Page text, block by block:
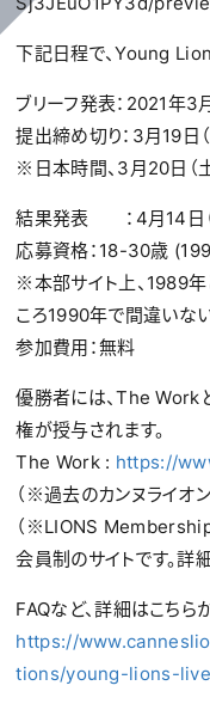
下記日程で、Young
ブリーフ発表：2021年3
提出締め切り：3月19日
※日本時間、3月20日（
結果発表 ：4月14日（
応募資格：18-30歳
※本部サイト上、1989年
ころ1990年で間違いない
参加費用：無料
優勝者には、The Work
権が授与されます。
The Work : https://
（※過去のカンヌライオ
（※LIONS Membership
会員制のサイトです。詳
FAQなど、詳細はこちら
https://
tions/young-lions-